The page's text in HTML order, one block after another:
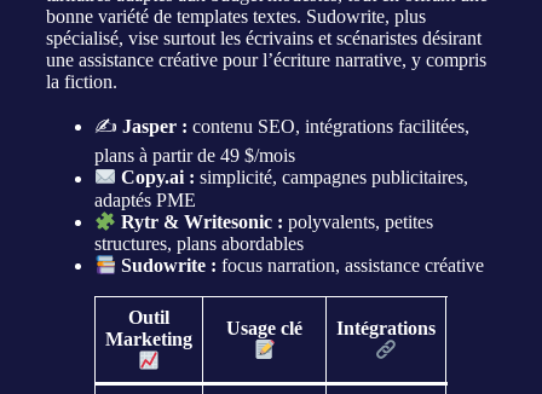
bonne variété de templates textes. Sudowrite, plus
spécialisé, vise surtout les écrivains et scénaristes désirant
une assistance créative pour l’écriture narrative, y compris
la fiction.
✍️ Jasper : contenu SEO, intégrations facilitées,
plans à partir de 49 $/mois
Copy.ai : simplicité, campagnes publicitaires,
adaptés PME
Rytr & Writesonic : polyvalents, petites
structures, plans abordables
Sudowrite : focus narration, assistance créative
Outil
Marketing
Usage clé Intégrations